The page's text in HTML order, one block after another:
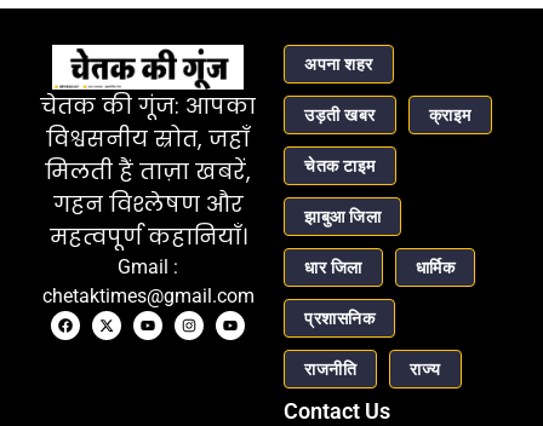
चेतक की गूंज: आपका
विश्वसनीय स्रोत, जहाँ
मिलती हैं ताज़ा खबरें,
गहन विश्लेषण और
महत्वपूर्ण कहानियाँ।
Gmail :
chetaktimes@gmail.com
अपना शहर
उड़ती खबर क्राइम
चेतक टाइम
झाबुआ जिला
धार जिला धार्मिक
प्रशासनिक
राजनीति राज्य
Contact Us